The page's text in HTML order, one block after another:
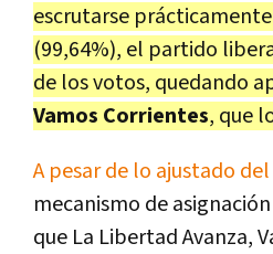
escrutarse
(99,64%), el partido
de los votos, quedando
Vamos Corrientes, que
A pesar de lo ajustado
mecanismo de
que La Libertad Avanza,